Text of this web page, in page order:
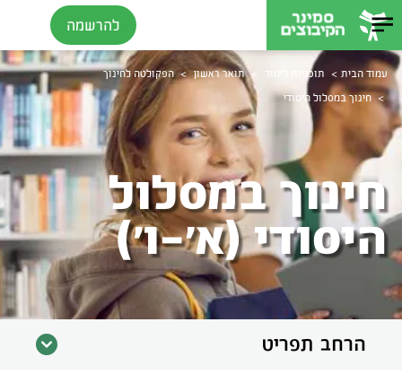
להרשמה
עמוד הבית > תוכניות לימוד > תואר ראשון > הפקולטה לחינוך
> חינוך במסלול היסודי
חינוך במסלול
היסודי (א'-ו')
הרחב תפריט